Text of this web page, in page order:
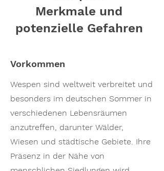
Merkmale und
potenzielle Gefahren
Vorkommen
Wespen sind weltweit verbreitet und
besonders im deutschen Sommer in
verschiedenen Lebensräumen
anzutreffen, darunter Wälder,
Wiesen und städtische Gebiete. Ihre
Präsenz in der Nähe von